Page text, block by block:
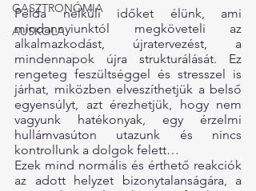
GASZTRONÓMIA
AUSKOLA
Példa nélküli időket élünk, ami
mindannyiunktól megköveteli az
alkalmazkodást, újratervezést, a
mindennapok újra strukturálását. Ez
rengeteg feszültséggel és stresszel is
járhat, miközben elveszíthetjük a belső
egyensúlyt, azt érezhetjük, hogy nem
vagyunk hatékonyak, egy érzelmi
hullámvasúton utazunk és nincs
kontrollunk a dolgok felett…
Ezek mind normális és érthető reakciók
az adott helyzet bizonytalanságára, a